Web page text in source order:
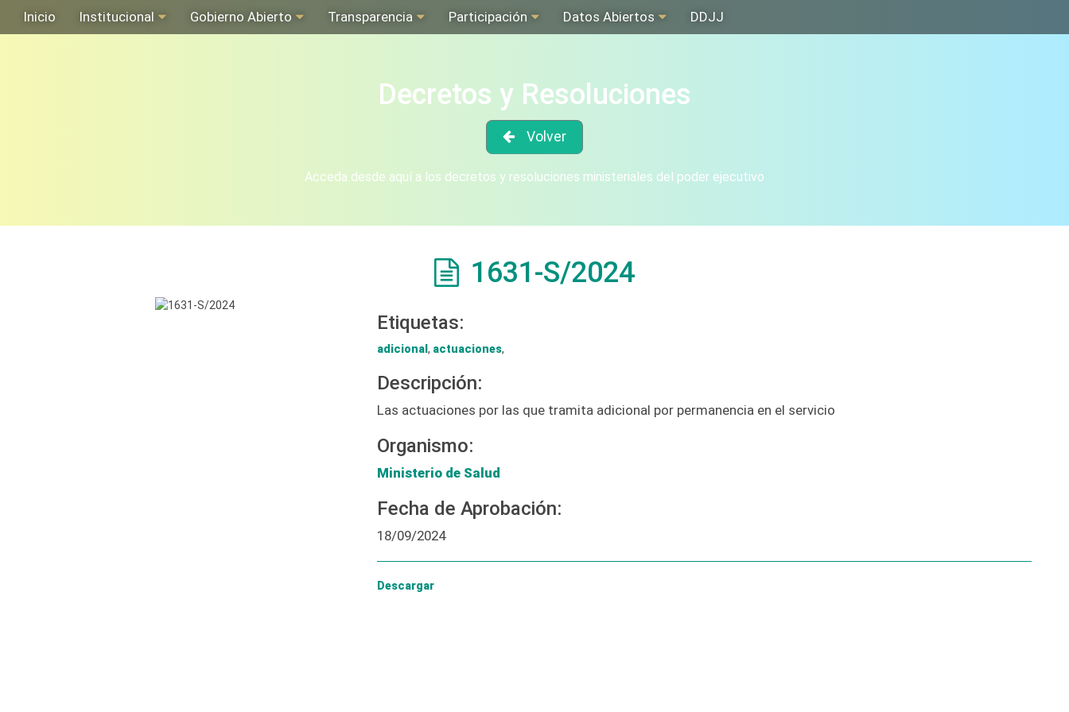
Inicio Institucional Gobierno Abierto Transparencia Participación Datos Abiertos DDJJ
Decretos y Resoluciones
Volver
Acceda desde aquí a los decretos y resoluciones ministeriales del poder ejecutivo
1631-S/2024
Etiquetas:
adicional , actuaciones,
Descripción:
Las actuaciones por las que tramita adicional por permanencia en el servicio
Organismo:
Ministerio de Salud
Fecha de Aprobación:
18/09/2024
Descargar